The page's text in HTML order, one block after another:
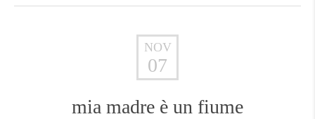
NOV
07
mia madre è un fiume